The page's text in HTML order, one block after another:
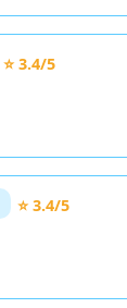
⭐ 3.4/5
⭐ 3.4/5